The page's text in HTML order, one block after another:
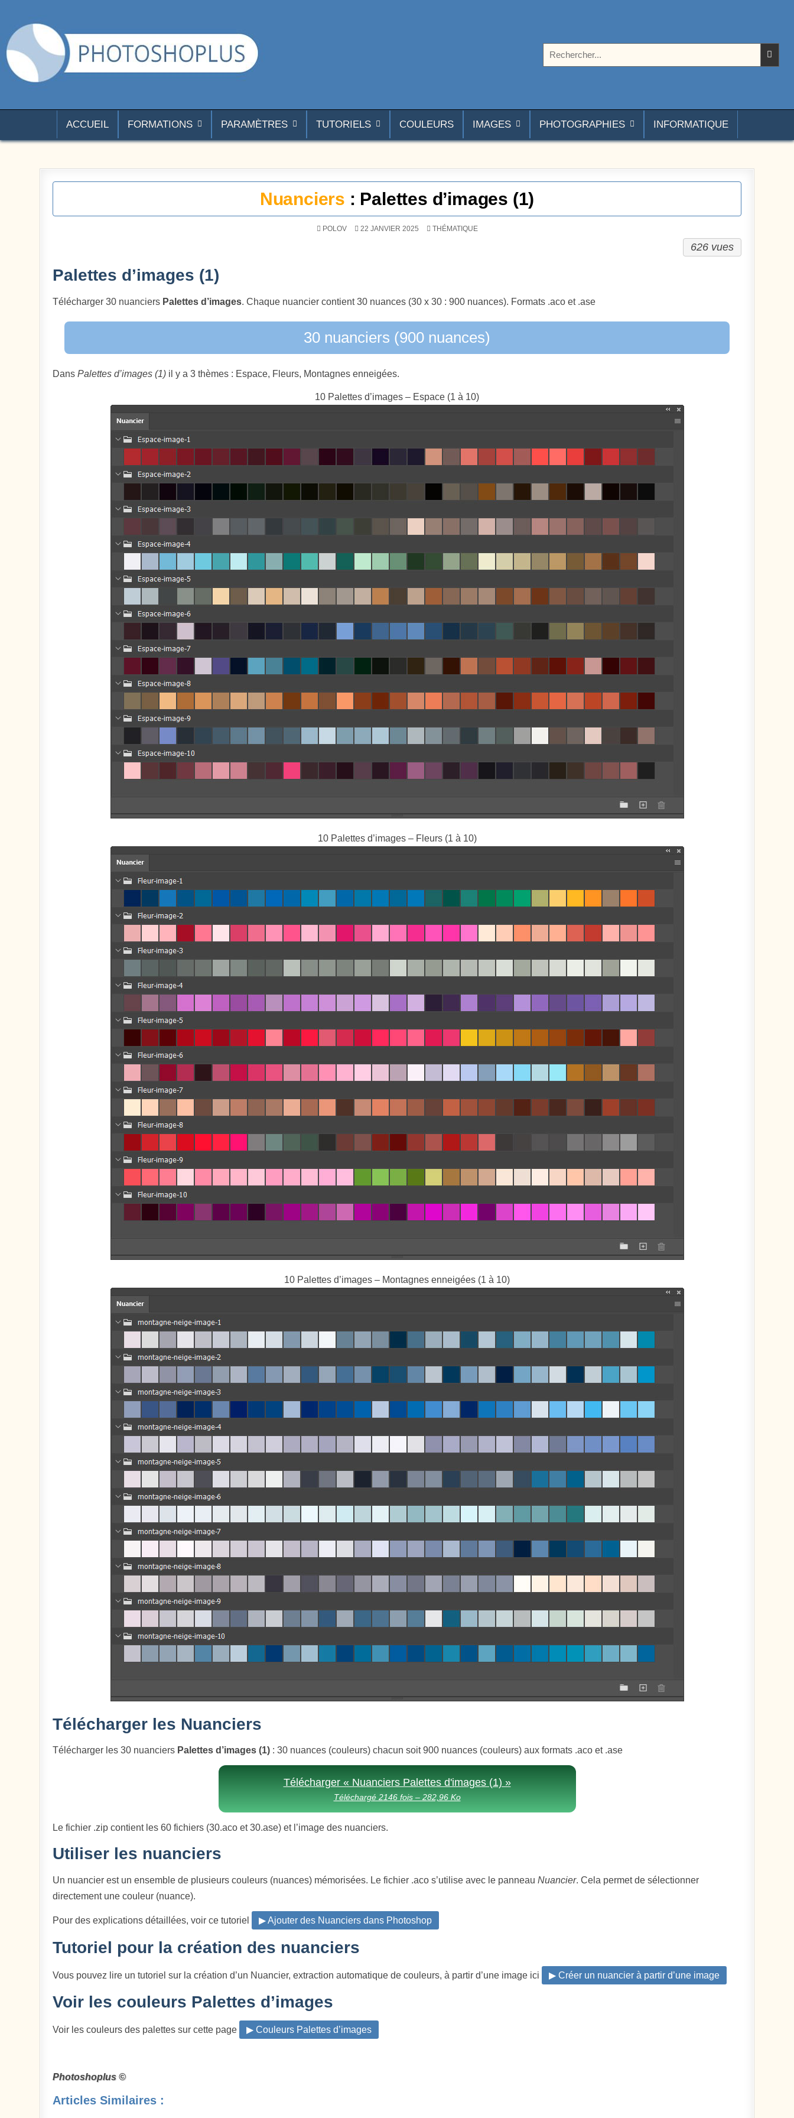
ACCUEIL FORMATIONS PARAMÈTRES TUTORIELS COULEURS IMAGES PHOTOGRAPHIES INFORMATIQUE
Nuanciers : Palettes d’images (1)
POLOV 22 JANVIER 2025 POSTÉ DANS
THÉMATIQUE
626 vues
Palettes d’images (1)
Télécharger 30 nuanciers Palettes d’images. Chaque nuancier contient 30 nuances (30 x 30 : 900 nuances). Formats .aco et .ase
30 nuanciers (900 nuances)
DansPalettes d’images (1) il y a 3 thèmes : Espace, Fleurs, Montagnes enneigées.
10 Palettes d’images – Espace (1 à 10)
10 Palettes d’images – Fleurs (1 à 10)
10 Palettes d’images – Montagnes enneigées (1 à 10)
Télécharger les Nuanciers
Télécharger les 30 nuanciers Palettes d’images (1) : 30 nuances (couleurs) chacun soit 900 nuances (couleurs) aux formats .aco et .ase
Télécharger « Nuanciers Palettes d'images (1) »
Téléchargé 2146 fois – 282,96 Ko
Le fichier .zip contient les 60 fichiers (30.aco et 30.ase) et l’image des nuanciers.
Utiliser les nuanciers
Un nuancier est un ensemble de plusieurs couleurs (nuances) mémorisées. Le fichier .aco s’utilise avec le panneauNuancier. Cela permet de sélectionner
directement une couleur (nuance).
Pour des explications détaillées, voir ce tutoriel ▶ Ajouter des Nuanciers dans Photoshop
Tutoriel pour la création des nuanciers
Vous pouvez lire un tutoriel sur la création d’un Nuancier, extraction automatique de couleurs, à partir d’une image ici ▶ Créer un nuancier à partir d’une image
Voir les couleurs Palettes d’images
Voir les couleurs des palettes sur cette page ▶ Couleurs Palettes d’images
Photoshoplus ©
Articles Similaires :